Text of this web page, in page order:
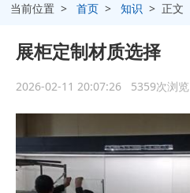
当前位置 >首页 >知识 > 正文
展柜定制材质选择
2026-02-11 20:07:26 5359次浏览